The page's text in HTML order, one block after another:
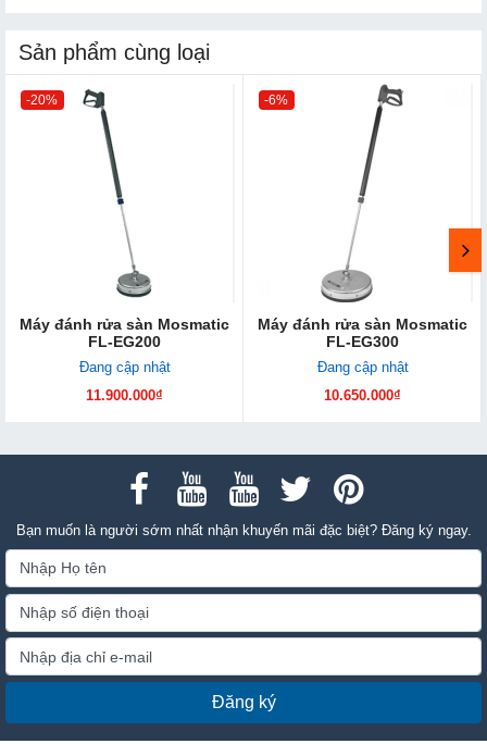
Sản phẩm cùng loại
-20%
Máy đánh rửa sàn Mosmatic
FL-EG200
Đang cập nhật
11.900.000₫
-6%
Máy đánh rửa sàn Mosmatic
FL-EG300
Đang cập nhật
10.650.000₫
Bạn muốn là người sớm nhất nhận khuyến mãi đặc biệt? Đăng ký ngay.
Đăng ký